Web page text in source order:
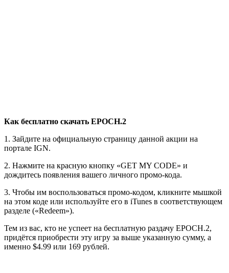
Как бесплатно скачать EPOCH.2
1. Зайдите на официальную страницу данной акции на
портале IGN.
2. Нажмите на красную кнопку «GET MY CODE» и
дождитесь появления вашего личного промо-кода.
3. Чтобы им воспользоваться промо-кодом, кликните мышкой
на этом коде или используйте его в iTunes в соответствующем
разделе («Redeem»).
Тем из вас, кто не успеет на бесплатную раздачу EPOCH.2,
придётся приобрести эту игру за выше указанную сумму, а
именно $4.99 или 169 рублей.